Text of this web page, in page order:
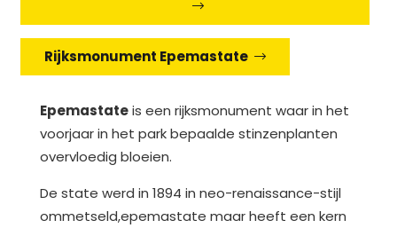
Rijksmonument Epemastate
Epemastateis een rijksmonument waar in het
voorjaar in het park bepaalde stinzenplanten
overvloedig bloeien.
De state werd in 1894 in neo-renaissance-stijl
ommetseld,epemastate maar heeft een kern